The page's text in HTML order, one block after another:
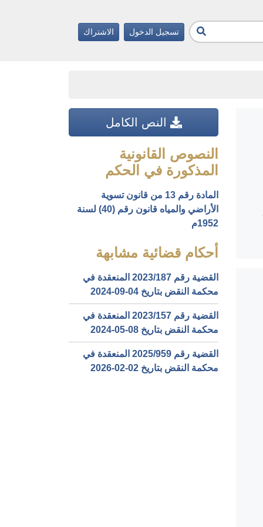
تسجيل الدخول الاشتراك
النص الكامل
النصوص القانونية
المذكورة في الحكم
المادة رقم 13 من قانون تسوية
الأراضي والمياه قانون رقم (40) لسنة
1952م
أحكام قضائية مشابهة
القضية رقم ‎187‏/‎2023‏ المنعقدة في
محكمة النقض بتاريخ ‎2024-09-04‏
القضية رقم ‎157‏/‎2023‏ المنعقدة في
محكمة النقض بتاريخ ‎2024-05-08‏
القضية رقم ‎959‏/‎2025‏ المنعقدة في
محكمة النقض بتاريخ ‎2026-02-02‏